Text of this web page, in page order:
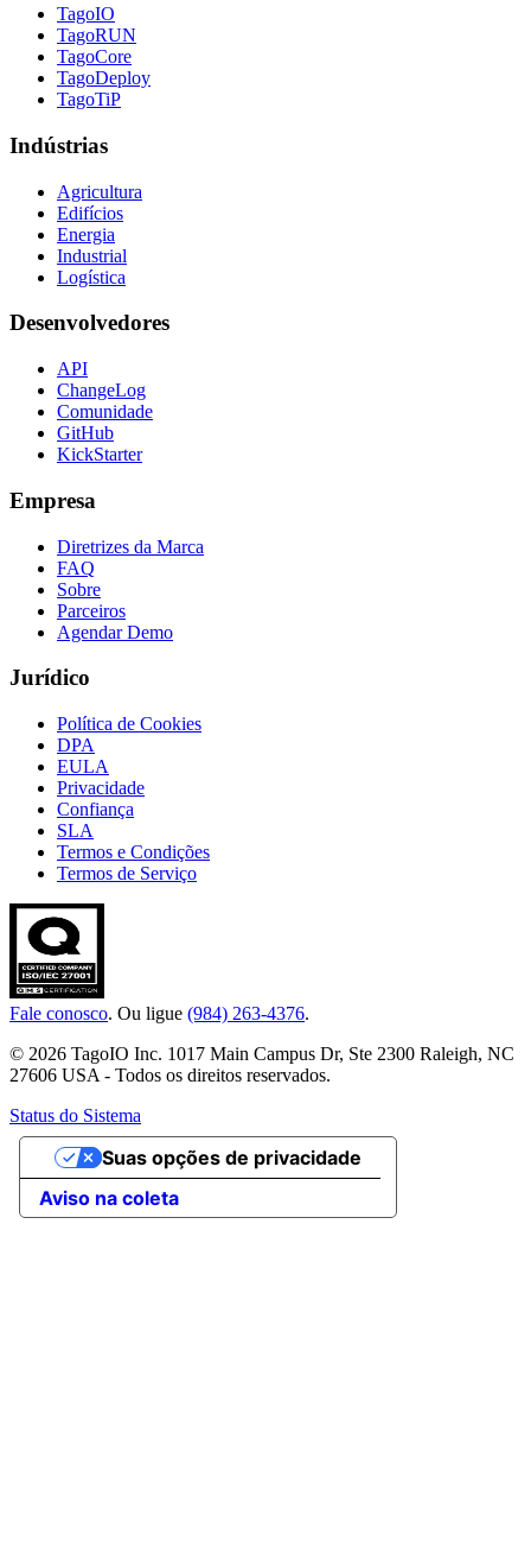
TagoIO
TagoRUN
TagoCore
TagoDeploy
TagoTiP
Indústrias
Agricultura
Edifícios
Energia
Industrial
Logística
Desenvolvedores
API
ChangeLog
Comunidade
GitHub
KickStarter
Empresa
Diretrizes da Marca
FAQ
Sobre
Parceiros
Agendar Demo
Jurídico
Política de Cookies
DPA
EULA
Privacidade
Confiança
SLA
Termos e Condições
Termos de Serviço
Fale conosco. Ou ligue (984) 263-4376.
© 2026 TagoIO Inc. 1017 Main Campus Dr, Ste 2300 Raleigh, NC
27606 USA - Todos os direitos reservados.
Status do Sistema
Aviso na coleta
Suas opções de privacidade